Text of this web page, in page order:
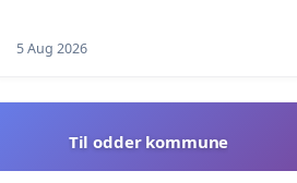
5 Aug 2026
Til odder kommune